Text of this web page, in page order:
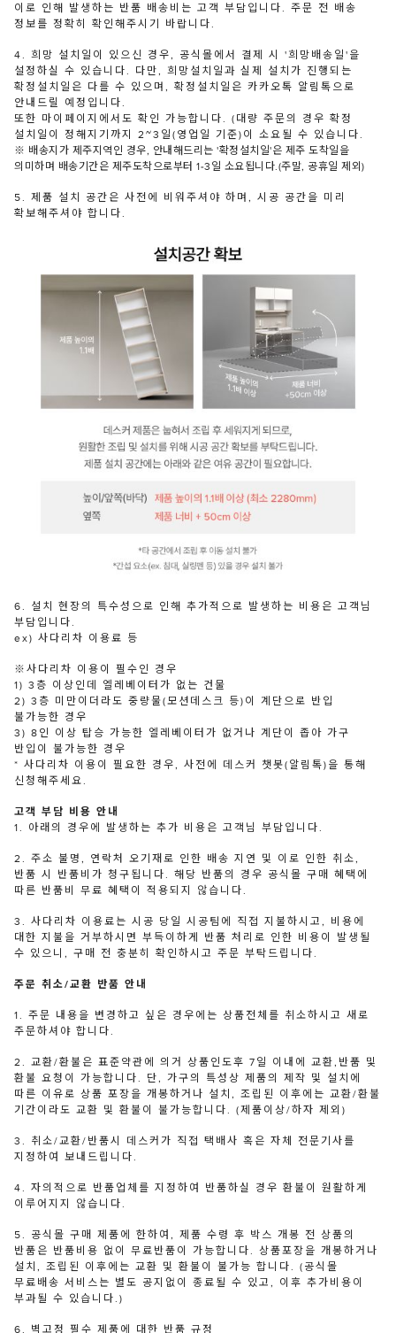
이로 인해 발생하는 반품 배송비는 고객 부담입니다. 주문 전 배송
정보를 정확히 확인해주시기 바랍니다.
4. 희망 설치일이 있으신 경우, 공식몰에서 결제 시 '희망배송일'을
설정하실 수 있습니다. 다만, 희망설치일과 실제 설치가 진행되는
확정설치일은 다를 수 있으며, 확정설치일은 카카오톡 알림톡으로
안내드릴 예정입니다.
또한 마이페이지에서도 확인 가능합니다. (대량 주문의 경우 확정
설치일이 정해지기까지 2~3일(영업일 기준)이 소요될 수 있습니다.
※ 배송지가 제주지역인 경우, 안내해드리는 '확정설치일'은 제주 도착일을
의미하며 배송기간은 제주도착으로부터 1-3일 소요됩니다.(주말, 공휴일 제외)
5. 제품 설치 공간은 사전에 비워주셔야 하며, 시공 공간을 미리
확보해주셔야 합니다.
6. 설치 현장의 특수성으로 인해 추가적으로 발생하는 비용은 고객님
부담입니다.
ex) 사다리차 이용료 등
※사다리차 이용이 필수인 경우
1) 3층 이상인데 엘레베이터가 없는 건물
2) 3층 미만이더라도 중량물(모션데스크 등)이 계단으로 반입
불가능한 경우
3) 8인 이상 탑승 가능한 엘레베이터가 없거나 계단이 좁아 가구
반입이 불가능한 경우
* 사다리차 이용이 필요한 경우, 사전에 데스커 챗봇(알림톡)을 통해
신청해주세요.
고객 부담 비용 안내
1. 아래의 경우에 발생하는 추가 비용은 고객님 부담입니다.
2. 주소 불명, 연락처 오기재로 인한 배송 지연 및 이로 인한 취소,
반품 시 반품비가 청구됩니다. 해당 반품의 경우 공식몰 구매 혜택에
따른 반품비 무료 혜택이 적용되지 않습니다.
3. 사다리차 이용료는 시공 당일 시공팀에 직접 지불하시고, 비용에
대한 지불을 거부하시면 부득이하게 반품 처리로 인한 비용이 발생될
수 있으니, 구매 전 충분히 확인하시고 주문 부탁드립니다.
주문 취소/교환 반품 안내
1. 주문 내용을 변경하고 싶은 경우에는 상품전체를 취소하시고 새로
주문하셔야 합니다.
2. 교환/환불은 표준약관에 의거 상품인도후 7일 이내에 교환,반품 및
환불 요청이 가능합니다. 단, 가구의 특성상 제품의 제작 및 설치에
따른 이유로 상품 포장을 개봉하거나 설치, 조립된 이후에는 교환/환불
기간이라도 교환 및 환불이 불가능합니다. (제품이상/하자 제외)
3. 취소/교환/반품시 데스커가 직접 택배사 혹은 자체 전문기사를
지정하여 보내드립니다.
4. 자의적으로 반품업체를 지정하여 반품하실 경우 환불이 원활하게
이루어지지 않습니다.
5. 공식몰 구매 제품에 한하여, 제품 수령 후 박스 개봉 전 상품의
반품은 반품비용 없이 무료반품이 가능합니다. 상품포장을 개봉하거나
설치, 조립된 이후에는 교환 및 환불이 불가능 합니다. (공식몰
무료배송 서비스는 별도 공지없이 종료될 수 있고, 이후 추가비용이
부과될 수 있습니다.)
6. 벽고정 필수 제품에 대한 반품 규정